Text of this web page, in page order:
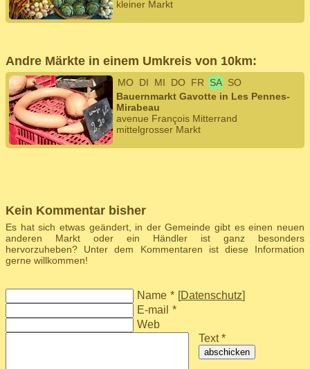
kleiner Markt
Andre Märkte in einem Umkreis von 10km:
MO DI MI DO FR SA SO
Bauernmarkt Gavotte in Les Pennes-
Mirabeau
avenue François Mitterrand
mittelgrosser Markt
Kein Kommentar bisher
Es hat sich etwas geändert, in der Gemeinde gibt es einen neuen
anderen Markt oder ein Händler ist ganz besonders
hervorzuheben? Unter dem Kommentaren ist diese Information
gerne willkommen!
Name * [Datenschutz]
E-mail *
Web
Text *
abschicken